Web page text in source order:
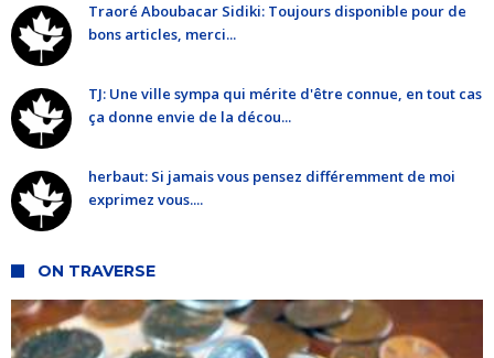
Traoré Aboubacar Sidiki: Toujours disponible pour de
bons articles, merci...
TJ: Une ville sympa qui mérite d'être connue, en tout cas
ça donne envie de la décou...
herbaut: Si jamais vous pensez différemment de moi
exprimez vous....
ON TRAVERSE